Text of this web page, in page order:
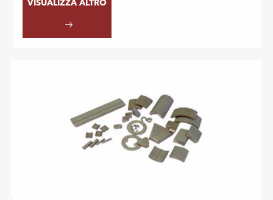
VISUALIZZA ALTRO
